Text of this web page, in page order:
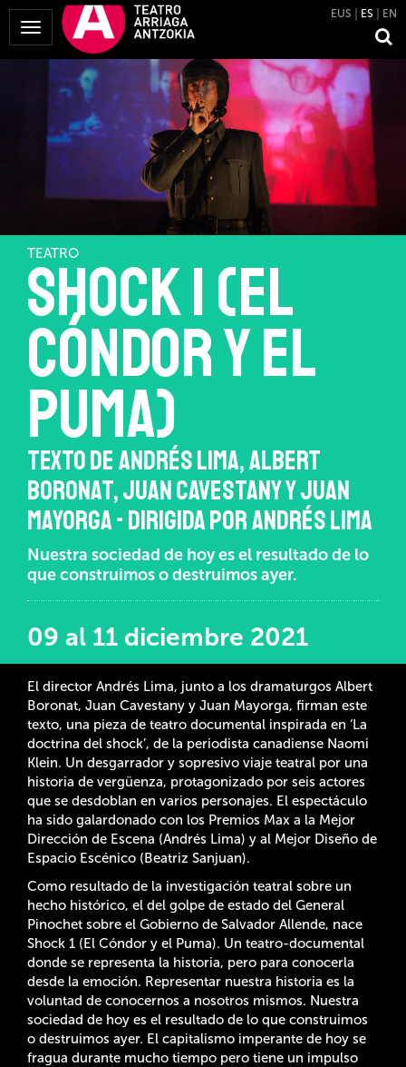
Mostrar
Menú
EUS ES EN
TEATRO
SHOCK 1 (EL
CÓNDOR Y EL
PUMA)
TEXTO DE ANDRÉS LIMA, ALBERT
BORONAT, JUAN CAVESTANY Y JUAN
MAYORGA - DIRIGIDA POR ANDRÉS LIMA
Nuestra sociedad de hoy es el resultado de lo
que construimos o destruimos ayer.
09 al 11 diciembre 2021
El director Andrés Lima, junto a los dramaturgos Albert
Boronat, Juan Cavestany y Juan Mayorga, firman este
texto, una pieza de teatro documental inspirada en ‘La
doctrina del shock’, de la periodista canadiense Naomi
Klein. Un desgarrador y sopresivo viaje teatral por una
historia de vergüenza, protagonizado por seis actores
que se desdoblan en varios personajes. El espectáculo
ha sido galardonado con los Premios Max a la Mejor
Dirección de Escena (Andrés Lima) y al Mejor Diseño de
Espacio Escénico (Beatriz Sanjuan).
Como resultado de la investigación teatral sobre un
hecho histórico, el del golpe de estado del General
Pinochet sobre el Gobierno de Salvador Allende, nace
Shock 1 (El Cóndor y el Puma). Un teatro-documental
donde se representa la historia, pero para conocerla
desde la emoción. Representar nuestra historia es la
voluntad de conocernos a nosotros mismos. Nuestra
sociedad de hoy es el resultado de lo que construimos
o destruimos ayer. El capitalismo imperante de hoy se
fragua durante mucho tiempo pero tiene un impulso